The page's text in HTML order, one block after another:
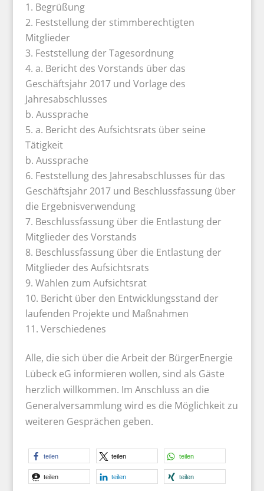
Begrüßung
Feststellung der stimmberechtigten
Mitglieder
Feststellung der Tagesordnung
a. Bericht des Vorstands über das
Geschäftsjahr 2017 und Vorlage des
Jahresabschlusses
b. Aussprache
a. Bericht des Aufsichtsrats über seine
Tätigkeit
b. Aussprache
Feststellung des Jahresabschlusses für das
Geschäftsjahr 2017 und Beschlussfassung über
die Ergebnisverwendung
Beschlussfassung über die Entlastung der
Mitglieder des Vorstands
Beschlussfassung über die Entlastung der
Mitglieder des Aufsichtsrats
Wahlen zum Aufsichtsrat
Bericht über den Entwicklungsstand der
laufenden Projekte und Maßnahmen
Verschiedenes
Alle, die sich über die Arbeit der BürgerEnergie
Lübeck eG informieren wollen, sind als Gäste
herzlich willkommen. Im Anschluss an die
Generalversammlung wird es die Möglichkeit zu
weiteren Gesprächen geben.
teilen teilen teilen
teilen teilen teilen